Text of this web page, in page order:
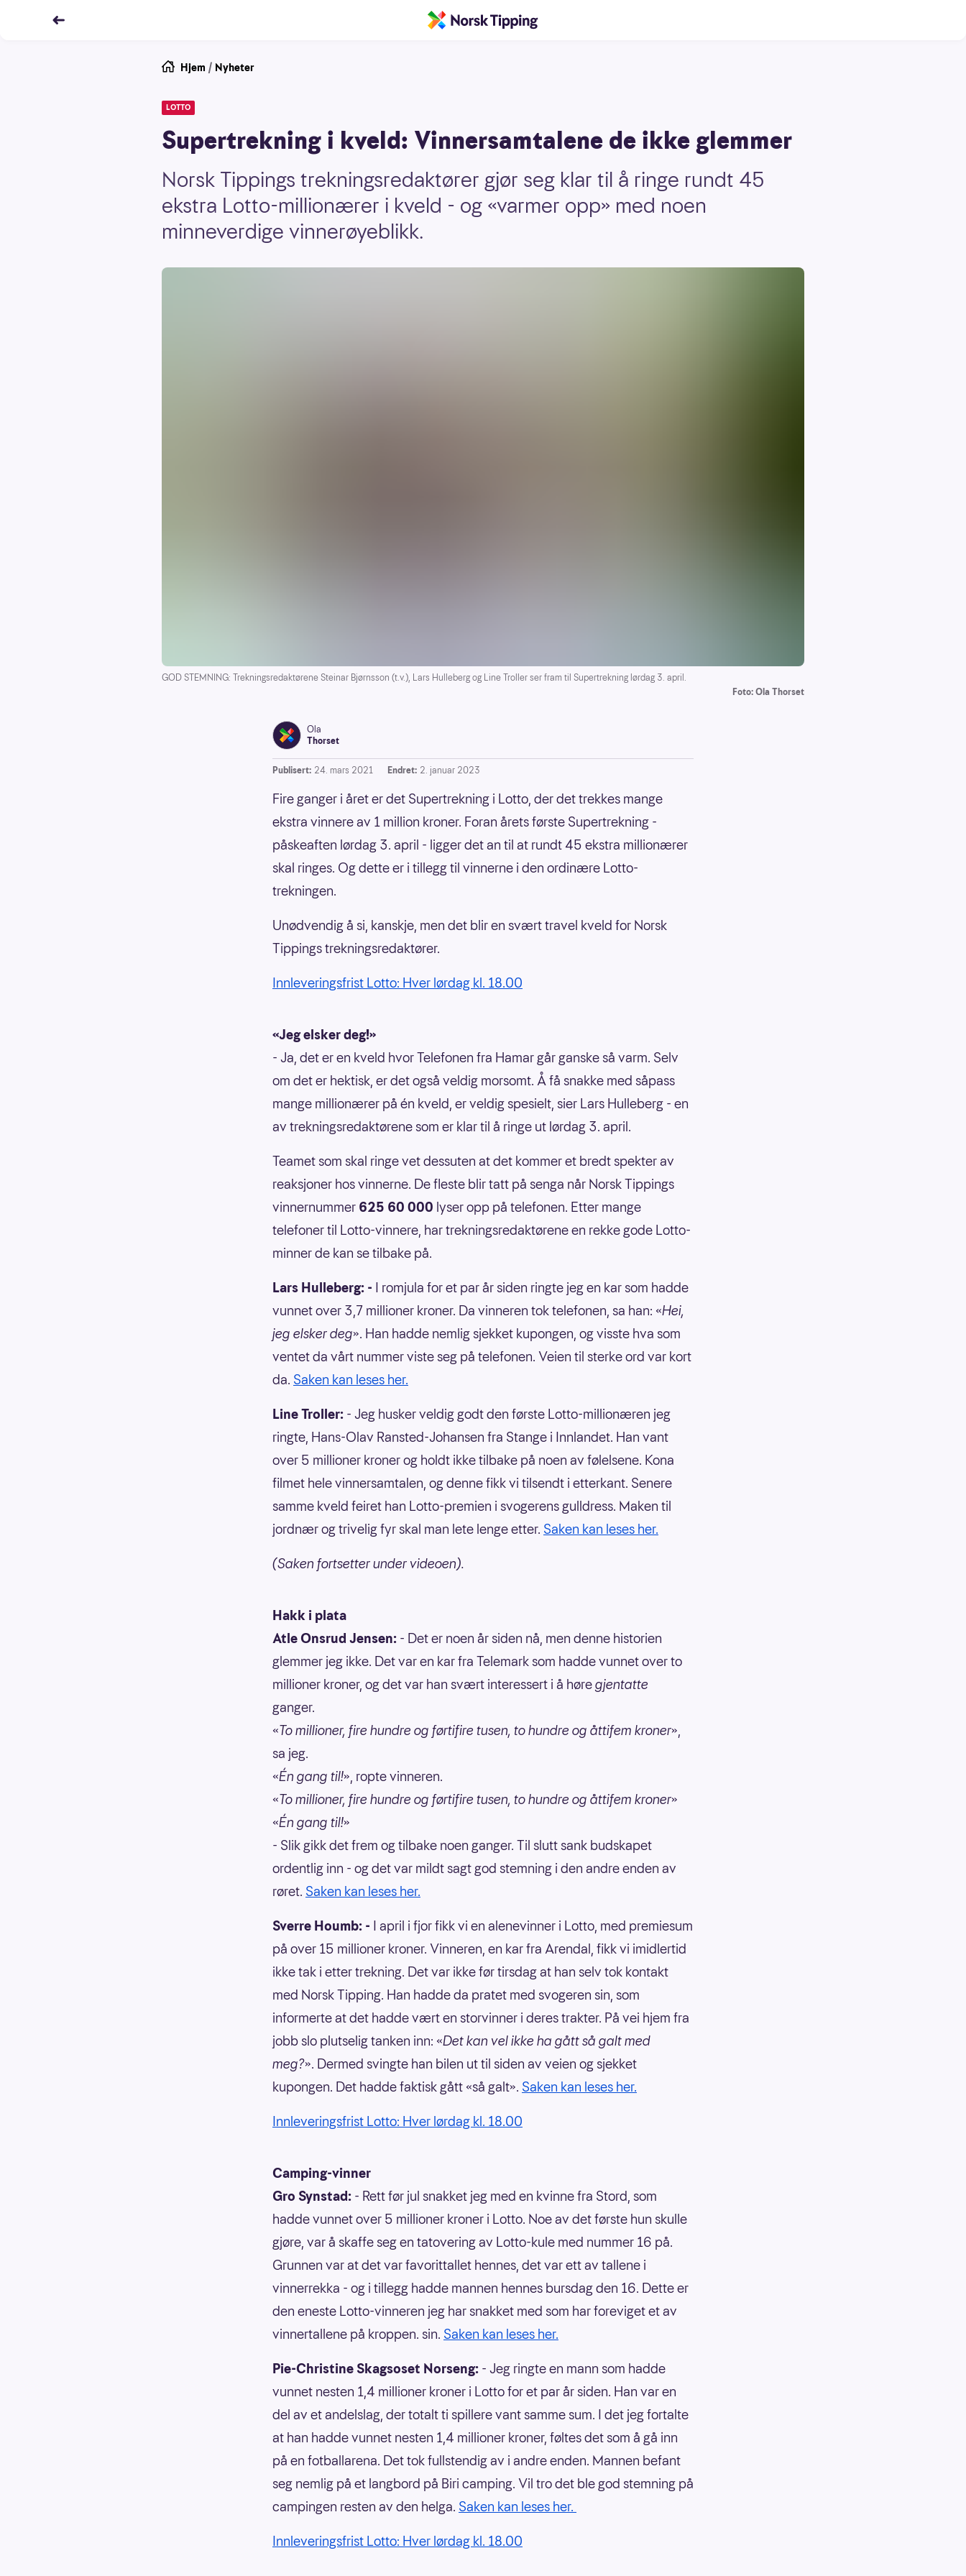
Hjem / Nyheter
LOTTO
Supertrekning i kveld: Vinnersamtalene de ikke glemmer
Norsk Tippings trekningsredaktører gjør seg klar til å ringe rundt 45
ekstra Lotto-millionærer i kveld - og «varmer opp» med noen
minneverdige vinnerøyeblikk.
GOD STEMNING: Trekningsredaktørene Steinar Bjørnsson (t.v.), Lars Hulleberg og Line Troller ser fram til Supertrekning lørdag 3. april.
Foto: Ola Thorset
Ola
Thorset
Publisert: 24. mars 2021 Endret: 2. januar 2023
Fire ganger i året er det Supertrekning i Lotto, der det trekkes mange
ekstra vinnere av 1 million kroner. Foran årets første Supertrekning -
påskeaften lørdag 3. april - ligger det an til at rundt 45 ekstra millionærer
skal ringes. Og dette er i tillegg til vinnerne i den ordinære Lotto-
trekningen.
Unødvendig å si, kanskje, men det blir en svært travel kveld for Norsk
Tippings trekningsredaktører.
Innleveringsfrist Lotto: Hver lørdag kl. 18.00
«Jeg elsker deg!»
- Ja, det er en kveld hvor Telefonen fra Hamar går ganske så varm. Selv
om det er hektisk, er det også veldig morsomt. Å få snakke med såpass
mange millionærer på én kveld, er veldig spesielt, sier Lars Hulleberg - en
av trekningsredaktørene som er klar til å ringe ut lørdag 3. april.
Teamet som skal ringe vet dessuten at det kommer et bredt spekter av
reaksjoner hos vinnerne. De fleste blir tatt på senga når Norsk Tippings
vinnernummer 625 60 000 lyser opp på telefonen. Etter mange
telefoner til Lotto-vinnere, har trekningsredaktørene en rekke gode Lotto-
minner de kan se tilbake på.
Lars Hulleberg: - I romjula for et par år siden ringte jeg en kar som hadde
vunnet over 3,7 millioner kroner. Da vinneren tok telefonen, sa han: «Hei,
jeg elsker deg». Han hadde nemlig sjekket kupongen, og visste hva som
ventet da vårt nummer viste seg på telefonen. Veien til sterke ord var kort
da. Saken kan leses her.
Line Troller: - Jeg husker veldig godt den første Lotto-millionæren jeg
ringte, Hans-Olav Ransted-Johansen fra Stange i Innlandet. Han vant
over 5 millioner kroner og holdt ikke tilbake på noen av følelsene. Kona
filmet hele vinnersamtalen, og denne fikk vi tilsendt i etterkant. Senere
samme kveld feiret han Lotto-premien i svogerens gulldress. Maken til
jordnær og trivelig fyr skal man lete lenge etter. Saken kan leses her.
(Saken fortsetter under videoen).
Hakk i plata
Atle Onsrud Jensen: - Det er noen år siden nå, men denne historien
glemmer jeg ikke. Det var en kar fra Telemark som hadde vunnet over to
millioner kroner, og det var han svært interessert i å høregjentatte
ganger.
«To millioner, fire hundre og førtifire tusen, to hundre og åttifem kroner»,
sa jeg.
«Én gang til!», ropte vinneren.
«To millioner, fire hundre og førtifire tusen, to hundre og åttifem kroner»
«Én gang til!»
- Slik gikk det frem og tilbake noen ganger. Til slutt sank budskapet
ordentlig inn - og det var mildt sagt god stemning i den andre enden av
røret. Saken kan leses her.
Sverre Houmb: - I april i fjor fikk vi en alenevinner i Lotto, med premiesum
på over 15 millioner kroner. Vinneren, en kar fra Arendal, fikk vi imidlertid
ikke tak i etter trekning. Det var ikke før tirsdag at han selv tok kontakt
med Norsk Tipping. Han hadde da pratet med svogeren sin, som
informerte at det hadde vært en storvinner i deres trakter. På vei hjem fra
jobb slo plutselig tanken inn: «Det kan vel ikke ha gått så galt med
meg?». Dermed svingte han bilen ut til siden av veien og sjekket
kupongen. Det hadde faktisk gått «så galt». Saken kan leses her.
Innleveringsfrist Lotto: Hver lørdag kl. 18.00
Camping-vinner
Gro Synstad: - Rett før jul snakket jeg med en kvinne fra Stord, som
hadde vunnet over 5 millioner kroner i Lotto. Noe av det første hun skulle
gjøre, var å skaffe seg en tatovering av Lotto-kule med nummer 16 på.
Grunnen var at det var favorittallet hennes, det var ett av tallene i
vinnerrekka - og i tillegg hadde mannen hennes bursdag den 16. Dette er
den eneste Lotto-vinneren jeg har snakket med som har foreviget et av
vinnertallene på kroppen. sin. Saken kan leses her.
Pie-Christine Skagsoset Norseng: - Jeg ringte en mann som hadde
vunnet nesten 1,4 millioner kroner i Lotto for et par år siden. Han var en
del av et andelslag, der totalt ti spillere vant samme sum. I det jeg fortalte
at han hadde vunnet nesten 1,4 millioner kroner, føltes det som å gå inn
på en fotballarena. Det tok fullstendig av i andre enden. Mannen befant
seg nemlig på et langbord på Biri camping. Vil tro det ble god stemning på
campingen resten av den helga. Saken kan leses her.
Innleveringsfrist Lotto: Hver lørdag kl. 18.00